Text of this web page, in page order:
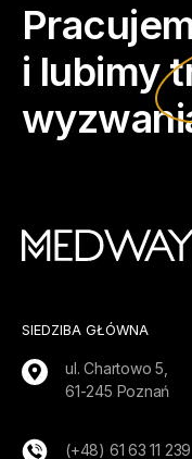
i lubimy
SIEDZIBA GŁÓWNA
ul. Chartowo 5,
61-245 Poznań
(+48) 61 63 11 239